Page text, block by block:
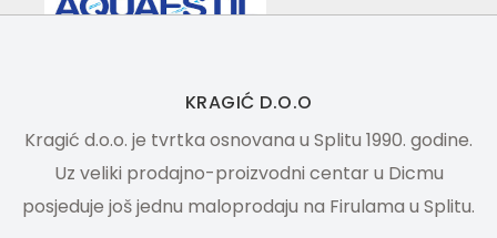
KRAGIĆ D.O.O
Kragić d.o.o. je tvrtka osnovana u Splitu 1990. godine.
Uz veliki prodajno-proizvodni centar u Dicmu
posjeduje još jednu maloprodaju na Firulama u Splitu.